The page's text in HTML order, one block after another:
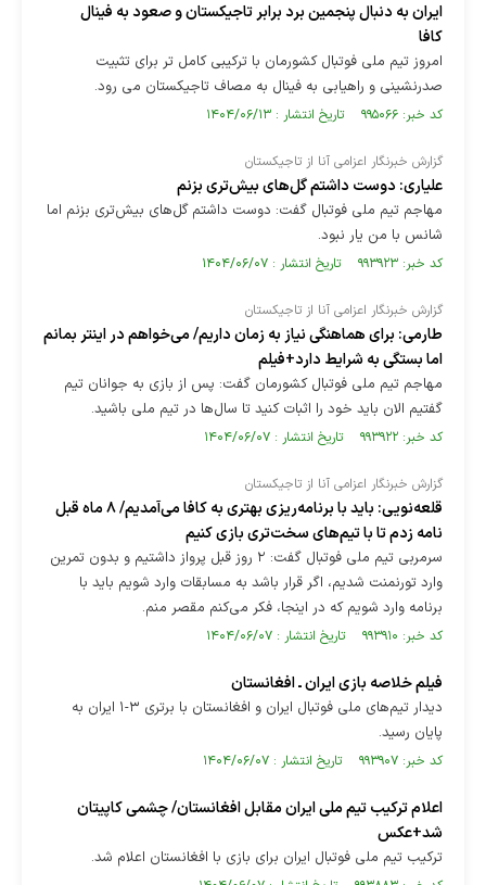
ایران به دنبال پنجمین برد برابر تاجیکستان و صعود به فینال
کافا
امروز تیم ملی فوتبال کشورمان با ترکیبی کامل تر برای تثبیت
صدرنشینی و راهیابی به فینال به مصاف تاجیکستان می رود.
کد خبر: ۹۹۵۰۶۶ تاریخ انتشار : ۱۴۰۴/۰۶/۱۳
گزارش خبرنگار اعزامی آنا از تاجیکستان
علیاری: دوست داشتم گل‌های بیش‌تری بزنم
مهاجم تیم ملی فوتبال گفت: دوست داشتم گل‌های بیش‌تری بزنم اما
شانس با من یار نبود.
کد خبر: ۹۹۳۹۲۳ تاریخ انتشار : ۱۴۰۴/۰۶/۰۷
گزارش خبرنگار اعزامی آنا از تاجیکستان
طارمی: برای هماهنگی نیاز به زمان داریم/ می‌خواهم در اینتر بمانم
اما بستگی به شرایط دارد+فیلم
مهاجم تیم ملی فوتبال کشورمان گفت: پس از بازی به جوانان تیم
گفتیم الان باید خود را اثبات کنید تا سال‌ها در تیم ملی باشید.
کد خبر: ۹۹۳۹۲۲ تاریخ انتشار : ۱۴۰۴/۰۶/۰۷
گزارش خبرنگار اعزامی آنا از تاجیکستان
قلعه‌نویی: باید با برنامه‌ریزی بهتری به کافا می‌آمدیم/ ۸ ماه قبل
نامه زدم تا با تیم‌های سخت‌تری بازی کنیم
سرمربی تیم ملی فوتبال گفت: ۲ روز قبل پرواز داشتیم و بدون تمرین
وارد تورنمنت شدیم، اگر قرار باشد به مسابقات وارد شویم باید با
برنامه وارد شویم که در اینجا، فکر می‌کنم مقصر منم.
کد خبر: ۹۹۳۹۱۰ تاریخ انتشار : ۱۴۰۴/۰۶/۰۷
فیلم خلاصه بازی ایران ـ افغانستان
دیدار تیم‌های ملی فوتبال ایران و افغانستان با برتری ۳-۱ ایران به
پایان رسید.
کد خبر: ۹۹۳۹۰۷ تاریخ انتشار : ۱۴۰۴/۰۶/۰۷
اعلام ترکیب تیم ملی ایران مقابل افغانستان/ چشمی کاپیتان
شد+عکس
ترکیب تیم ملی فوتبال ایران برای بازی با افغانستان اعلام شد.